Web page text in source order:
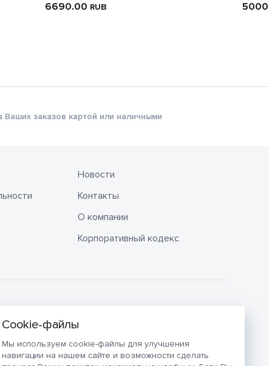
Мы используем cookie-файлы для улучшения
навигации на нашем сайте и возможности сделать
6690.00 RUB
Ваших заказов картой или наличными
Новости
Контакты
О компании
Корпоративный кодекс